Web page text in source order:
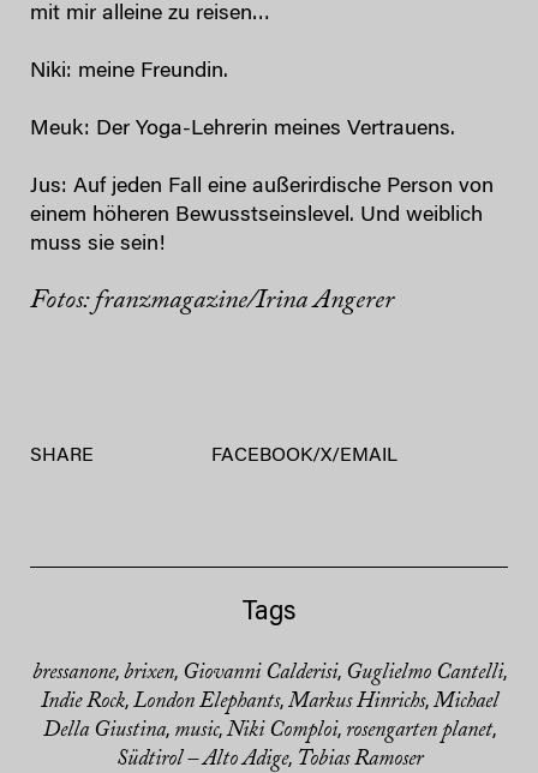
mit mir alleine zu reisen…
Niki: meine Freundin.
Meuk: Der Yoga-Lehrerin meines Vertrauens.
Jus: Auf jeden Fall eine außerirdische Person von
einem höheren Bewusstseinslevel. Und weiblich
muss sie sein!
Fotos: franzmagazine/Irina Angerer
SHARE FACEBOOK/X/EMAIL
Tags
bressanone, brixen, Giovanni Calderisi, Guglielmo Cantelli,
Indie Rock, London Elephants, Markus Hinrichs, Michael
Della Giustina, music,Niki Comploi, rosengarten planet,
Südtirol – Alto Adige, Tobias Ramoser